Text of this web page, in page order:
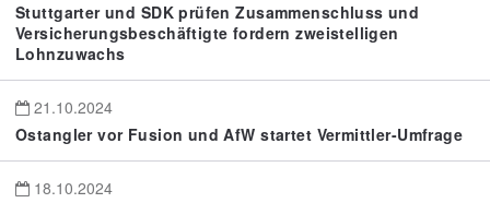
Stuttgarter und SDK prüfen Zusammenschluss und
Versicherungsbeschäftigte fordern zweistelligen
Lohnzuwachs
21.10.2024
Ostangler vor Fusion und AfW startet Vermittler-Umfrage
18.10.2024